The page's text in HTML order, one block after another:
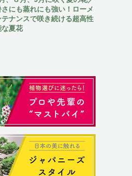
さにも蒸れにも強い！ローメ
テナンスで咲き続ける超高性
な夏花